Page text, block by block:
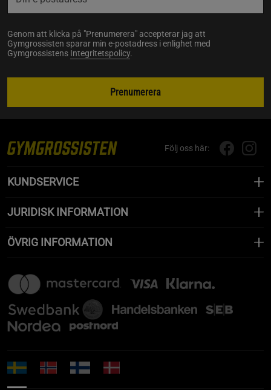
Genom att klicka på "Prenumerera" accepterar jag att
Gymgrossisten sparar min e-postadress i enlighet med
Gymgrossistens Integritetspolicy.
Prenumerera
Följ oss här:
KUNDSERVICE
JURIDISK INFORMATION
ÖVRIG INFORMATION